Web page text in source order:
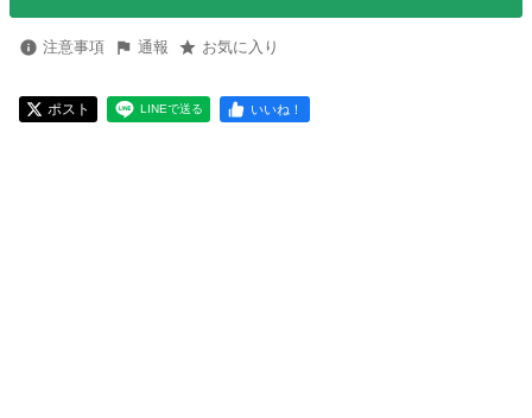
注意事項 通報 お気に入り
ポスト LINEで送る いいね！